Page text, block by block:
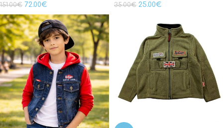
151.00€ 72.00€ 35.00€ 25.00€